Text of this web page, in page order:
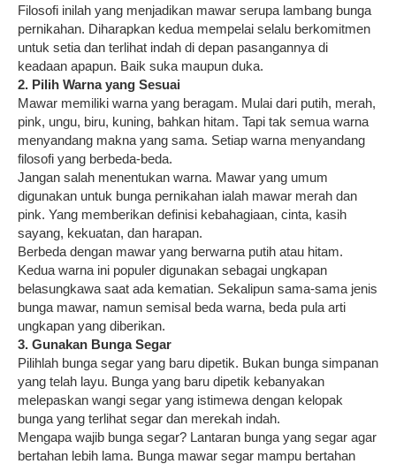
Filosofi inilah yang menjadikan mawar serupa lambang bunga
pernikahan. Diharapkan kedua mempelai selalu berkomitmen
untuk setia dan terlihat indah di depan pasangannya di
keadaan apapun. Baik suka maupun duka.
2. Pilih Warna yang Sesuai
Mawar memiliki warna yang beragam. Mulai dari putih, merah,
pink, ungu, biru, kuning, bahkan hitam. Tapi tak semua warna
menyandang makna yang sama. Setiap warna menyandang
filosofi yang berbeda-beda.
Jangan salah menentukan warna. Mawar yang umum
digunakan untuk bunga pernikahan ialah mawar merah dan
pink. Yang memberikan definisi kebahagiaan, cinta, kasih
sayang, kekuatan, dan harapan.
Berbeda dengan mawar yang berwarna putih atau hitam.
Kedua warna ini populer digunakan sebagai ungkapan
belasungkawa saat ada kematian. Sekalipun sama-sama jenis
bunga mawar, namun semisal beda warna, beda pula arti
ungkapan yang diberikan.
3. Gunakan Bunga Segar
Pilihlah bunga segar yang baru dipetik. Bukan bunga simpanan
yang telah layu. Bunga yang baru dipetik kebanyakan
melepaskan wangi segar yang istimewa dengan kelopak
bunga yang terlihat segar dan merekah indah.
Mengapa wajib bunga segar? Lantaran bunga yang segar agar
bertahan lebih lama. Bunga mawar segar mampu bertahan